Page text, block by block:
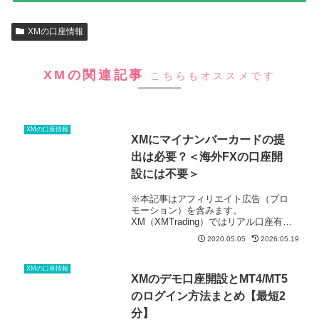
XMの口座情報
XMの関連記事 こちらもオススメです
XMの口座情報
XMにマイナンバーカードの提
出は必要？＜海外FXの口座開
設には不要＞
※本記事はアフィリエイト広告（プロ
モーション）を含みます。
XM（XMTrading）ではリアル口座有効
化の際に、マイナンバーカードの有無
を確認されます。今回の記事では、XM
（続く）
2020.05.05 2026.05.19
XMの口座情報
XMのデモ口座開設とMT4/MT5
のログイン方法まとめ【最短2
分】